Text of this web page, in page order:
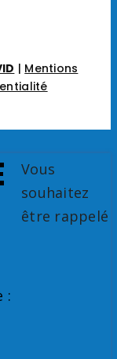
| Mentions
Vous
souhaitez
être rappelé
: